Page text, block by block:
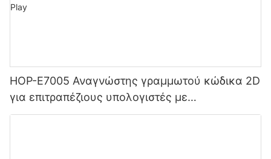
HOP-E7005 Αναγνώστης γραμμωτού κώδικα 2D
για επιτραπέζιους υπολογιστές με
συνδεσιμότητα USB Plug and Play